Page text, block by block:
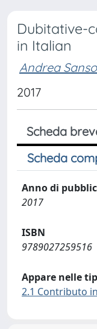
Dubitative-
in Italian
Andrea
2017
Scheda
Scheda
Anno di
2017
ISBN
9789027259516
Appare nelle
2.1 Contributo